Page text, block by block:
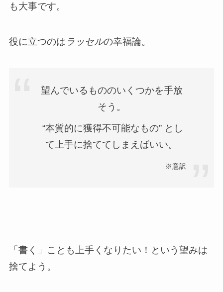
も大事です。
役に立つのは ラッセルの幸福論。
望んでいるもののいくつかを手放
そう。
“本質的に獲得不可能なもの” とし
て上手に捨ててしまえばいい。
※意訳
「書く」ことも上手くなりたい！という望みは
捨てよう。